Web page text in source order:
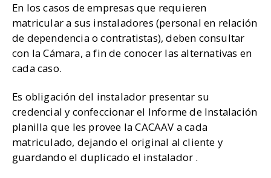
En los casos de empresas que requieren
matricular a sus instaladores (personal en relación
de dependencia o contratistas), deben consultar
con la Cámara, a fin de conocer las alternativas en
cada caso.
Es obligación del instalador presentar su
credencial y confeccionar el Informe de Instalación
planilla que les provee la CACAAV a cada
matriculado, dejando el original al cliente y
guardando el duplicado el instalador .